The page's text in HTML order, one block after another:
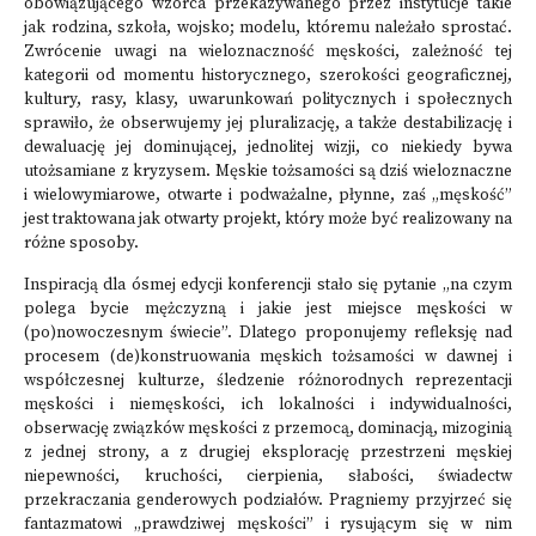
obowiązującego wzorca przekazywanego przez instytucje takie
jak rodzina, szkoła, wojsko; modelu, któremu należało sprostać.
Zwrócenie uwagi na wieloznaczność męskości, zależność tej
kategorii od momentu historycznego, szerokości geograficznej,
kultury, rasy, klasy, uwarunkowań politycznych i społecznych
sprawiło, że obserwujemy jej pluralizację, a także destabilizację i
dewaluację jej dominującej, jednolitej wizji, co niekiedy bywa
utożsamiane z kryzysem. Męskie tożsamości są dziś wieloznaczne
i wielowymiarowe, otwarte i podważalne, płynne, zaś „męskość”
jest traktowana jak otwarty projekt, który może być realizowany na
różne sposoby.
Inspiracją dla ósmej edycji konferencji stało się pytanie „na czym
polega bycie mężczyzną i jakie jest miejsce męskości w
(po)nowoczesnym świecie”. Dlatego proponujemy refleksję nad
procesem (de)konstruowania męskich tożsamości w dawnej i
współczesnej kulturze, śledzenie różnorodnych reprezentacji
męskości i niemęskości, ich lokalności i indywidualności,
obserwację związków męskości z przemocą, dominacją, mizoginią
z jednej strony, a z drugiej eksplorację przestrzeni męskiej
niepewności, kruchości, cierpienia, słabości, świadectw
przekraczania genderowych podziałów. Pragniemy przyjrzeć się
fantazmatowi „prawdziwej męskości” i rysującym się w nim